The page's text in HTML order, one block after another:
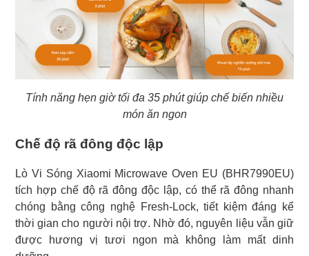
Tính năng hẹn giờ tối đa 35 phút giúp chế biến nhiều
món ăn ngon
Chế độ rã đông độc lập
Lò Vi Sóng Xiaomi Microwave Oven EU (BHR7990EU)
tích hợp chế độ rã đông độc lập, có thể rã đông nhanh
chóng bằng công nghệ Fresh-Lock, tiết kiệm đáng kể
thời gian cho người nội trợ. Nhờ đó, nguyên liệu vẫn giữ
được hương vị tươi ngon mà không làm mất dinh